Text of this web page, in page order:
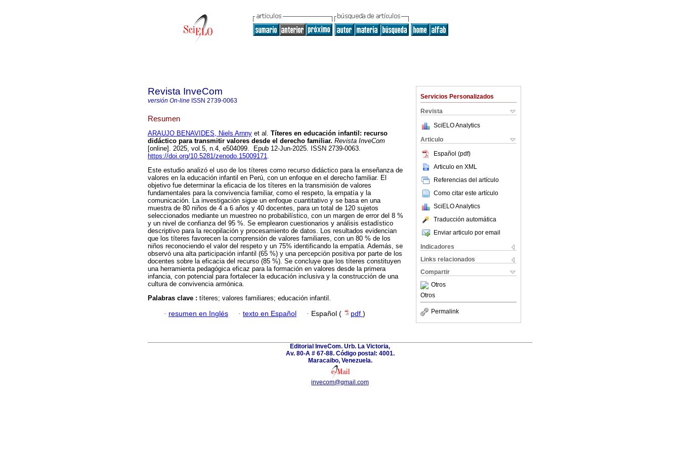
Servicios Personalizados
Revista
SciELO Analytics
Articulo
Español (pdf)
Articulo en XML
Referencias del artículo
Como citar este artículo
SciELO Analytics
Traducción automática
Enviar articulo por email
Indicadores
Links relacionados
Compartir
Otros
Otros
Permalink
Revista InveCom
versión On-line ISSN 2739-0063
Resumen
ARAUJO BENAVIDES, Niels Arnny et al. Títeres en educación infantil: recurso
didáctico para transmitir valores desde el derecho familiar. Revista InveCom
[online]. 2025, vol.5, n.4, e504099. Epub 12-Jun-2025. ISSN 2739-0063.
https://doi.org/10.5281/zenodo.15009171.
Este estudio analizó el uso de los títeres como recurso didáctico para la enseñanza de
valores en la educación infantil en Perú, con un enfoque en el derecho familiar. El
objetivo fue determinar la eficacia de los títeres en la transmisión de valores
fundamentales para la convivencia familiar, como el respeto, la empatía y la
comunicación. La investigación sigue un enfoque cuantitativo y se basa en una
muestra de 80 niños de 4 a 6 años y 40 docentes, para un total de 120 sujetos
seleccionados mediante un muestreo no probabilístico, con un margen de error del 8 %
y un nivel de confianza del 95 %. Se emplearon cuestionarios y análisis estadístico
descriptivo para la recopilación y procesamiento de datos. Los resultados evidencian
que los títeres favorecen la comprensión de valores familiares, con un 80 % de los
niños reconociendo el valor del respeto y un 75% identificando la empatía. Además, se
observó una alta participación infantil (65 %) y una percepción positiva por parte de los
docentes sobre la eficacia del recurso (85 %). Se concluye que los títeres constituyen
una herramienta pedagógica eficaz para la formación en valores desde la primera
infancia, con potencial para fortalecer la educación inclusiva y la construcción de una
cultura de convivencia armónica.
Palabras clave : títeres; valores familiares; educación infantil.
· resumen en Inglés · texto en Español · Español ( pdf )
Editorial InveCom. Urb. La Victoria,
Av. 80-A # 67-88. Código postal: 4001.
Maracaibo, Venezuela.
invecom@gmail.com